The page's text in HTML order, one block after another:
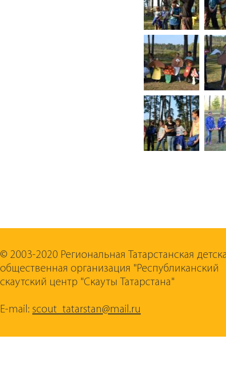
© 2003-2020 Региональная Татарстанская
общественная организация "Республиканский
скаутский центр "Скауты Татарстана"
E-mail: scout_tatarstan@mail.ru